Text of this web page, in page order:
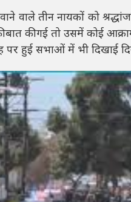
वाले तीन नायकों को
बात की गई तो उसमें कोई
पर हुई सभाओं में भी दिखाई